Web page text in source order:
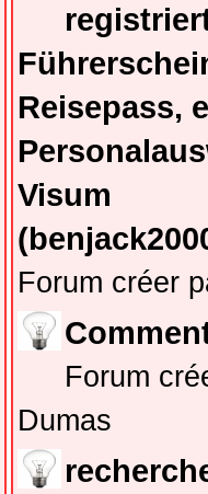
Reisepass,
Visum
Forum créer
Forum
Dumas